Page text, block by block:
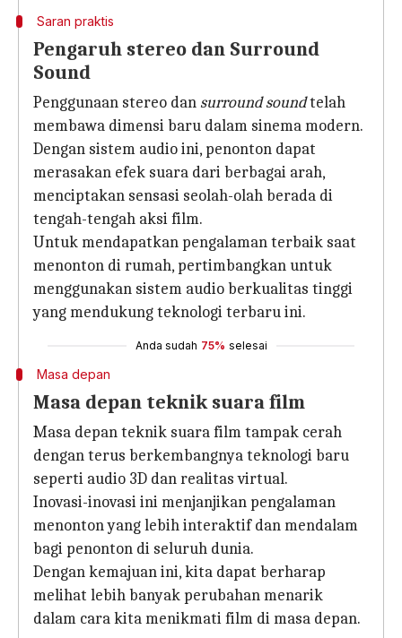
Saran praktis
Pengaruh stereo dan Surround
Sound
Penggunaan stereo dan surround soundtelah
membawa dimensi baru dalam sinema modern.
Dengan sistem audio ini, penonton dapat
merasakan efek suara dari berbagai arah,
menciptakan sensasi seolah-olah berada di
tengah-tengah aksi film.
Untuk mendapatkan pengalaman terbaik saat
menonton di rumah, pertimbangkan untuk
menggunakan sistem audio berkualitas tinggi
yang mendukung teknologi terbaru ini.
Anda sudah 75% selesai
Masa depan
Masa depan teknik suara film
Masa depan teknik suara film tampak cerah
dengan terus berkembangnya teknologi baru
seperti audio 3D dan realitas virtual.
Inovasi-inovasi ini menjanjikan pengalaman
menonton yang lebih interaktif dan mendalam
bagi penonton di seluruh dunia.
Dengan kemajuan ini, kita dapat berharap
melihat lebih banyak perubahan menarik
dalam cara kita menikmati film di masa depan.